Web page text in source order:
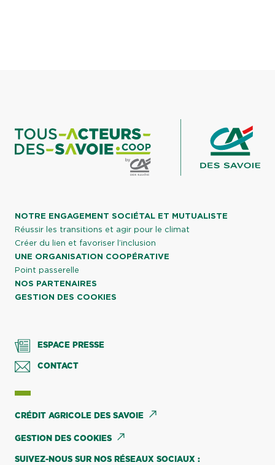
NOTRE ENGAGEMENT SOCIÉTAL ET MUTUALISTE
Réussir les transitions et agir pour le climat
Créer du lien et favoriser l’inclusion
UNE ORGANISATION COOPÉRATIVE
Point passerelle
NOS PARTENAIRES
GESTION DES COOKIES
ESPACE PRESSE
CONTACT
CRÉDIT AGRICOLE DES SAVOIE
GESTION DES COOKIES
SUIVEZ-NOUS SUR NOS RÉSEAUX SOCIAUX :